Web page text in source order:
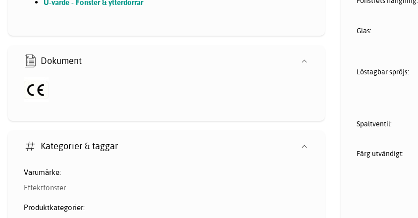
U-värde - Fönster & ytterdörrar
Dokument
Glas:
Löstagbar spröjs:
Spaltventil:
Färg utvändigt:
Kategorier & taggar
Varumärke:
Effektfönster
Produktkategorier: